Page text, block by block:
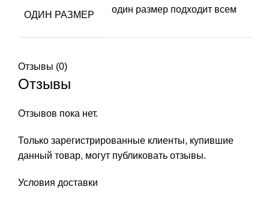
ОДИН РАЗМЕР
один размер подходит всем
Отзывы (0)
Отзывы
Отзывов пока нет.
Только зарегистрированные клиенты, купившие
данный товар, могут публиковать отзывы.
Условия доставки